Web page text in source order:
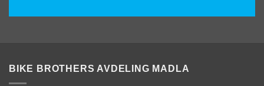
BIKE BROTHERS AVDELING MADLA